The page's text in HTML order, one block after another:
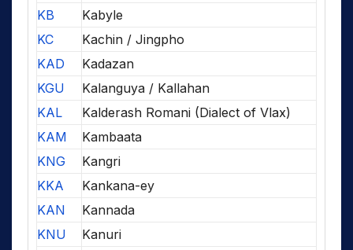
KB
Kabyle
KC
Kachin / Jingpho
KAD
Kadazan
KGU
Kalanguya / Kallahan
KAL
Kalderash Romani (Dialect of Vlax)
KAM
Kambaata
KNG
Kangri
KKA
Kankana-ey
KAN
Kannada
KNU
Kanuri